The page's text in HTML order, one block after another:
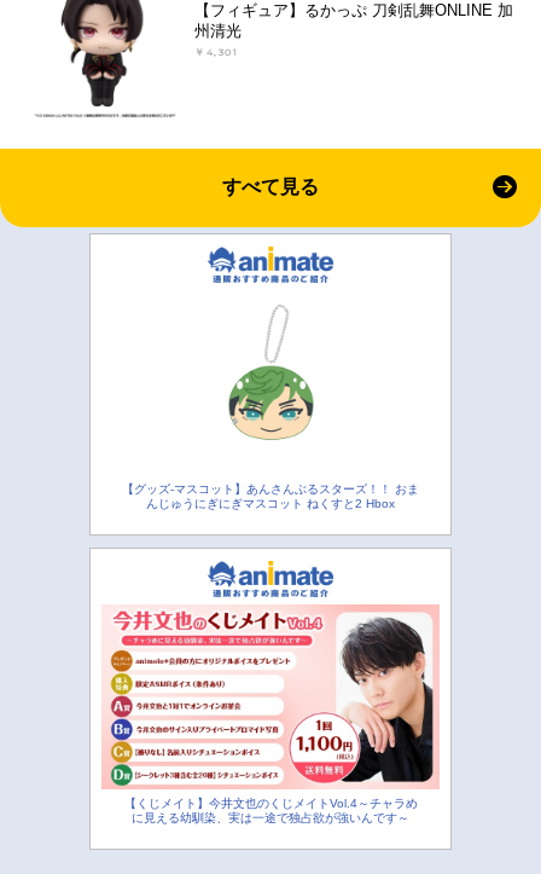
【フィギュア】るかっぷ 刀剣乱舞ONLINE 加
州清光
￥4,301
すべて見る
【グッズ-マスコット】あんさんぶるスターズ！！ おま
んじゅうにぎにぎマスコット ねくすと2 Hbox
【くじメイト】今井文也のくじメイトVol.4～チャラめ
に見える幼馴染、実は一途で独占欲が強いんです～